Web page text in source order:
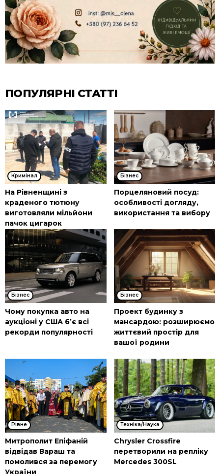
ПОПУЛЯРНІ СТАТТІ
Кримінал
На Рівненщині з
краденого тютюну
виготовляли мільйони
пачок цигарок
Бізнес
Порцеляновий посуд:
особливості догляду,
використання та вибору
Бізнес
Чому покупка авто на
аукціоні у США б’є всі
рекорди популярності
Бізнес
Проект будинку з
мансардою: розширюємо
життєвий простір для
вашої родини
Рівне
Митрополит Епіфаній
відвідав Вараш та
помолився за перемогу
України
Техніка/Наука
Chrysler Crossfire
перетворили на репліку
Mercedes 300SL